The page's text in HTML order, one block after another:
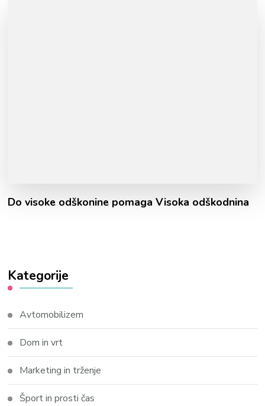
Do visoke odškonine pomaga Visoka odškodnina
Kategorije
Avtomobilizem
Dom in vrt
Marketing in trženje
Šport in prosti čas